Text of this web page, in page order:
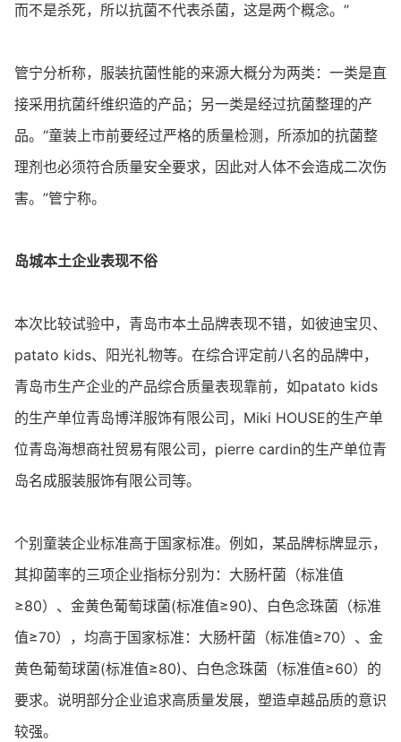
而不是杀死，所以抗菌不代表杀菌，这是两个概念。”
管宁分析称，服装抗菌性能的来源大概分为两类：一类是直
接采用抗菌纤维织造的产品；另一类是经过抗菌整理的产
品。“童装上市前要经过严格的质量检测，所添加的抗菌整
理剂也必须符合质量安全要求，因此对人体不会造成二次伤
害。”管宁称。
岛城本土企业表现不俗
本次比较试验中，青岛市本土品牌表现不错，如彼迪宝贝、
patato kids、阳光礼物等。在综合评定前八名的品牌中，
青岛市生产企业的产品综合质量表现靠前，如patato kids
的生产单位青岛博洋服饰有限公司，Miki HOUSE的生产单
位青岛海想商社贸易有限公司，pierre cardin的生产单位青
岛名成服装服饰有限公司等。
个别童装企业标准高于国家标准。例如，某品牌标牌显示，
其抑菌率的三项企业指标分别为：大肠杆菌（标准值
≥80）、金黄色葡萄球菌(标准值≥90)、白色念珠菌（标准
值≥70），均高于国家标准：大肠杆菌（标准值≥70）、金
黄色葡萄球菌(标准值≥80)、白色念珠菌（标准值≥60）的
要求。说明部分企业追求高质量发展，塑造卓越品质的意识
较强。